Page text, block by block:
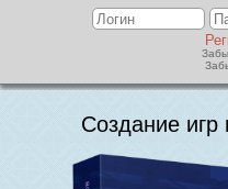
Создание игр